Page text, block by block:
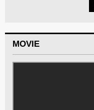
MOVIE